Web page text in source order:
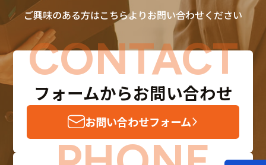
ご興味のある方はこちらよりお問い合わせください
フォームからお問い合わせ
お問い合わせフォーム